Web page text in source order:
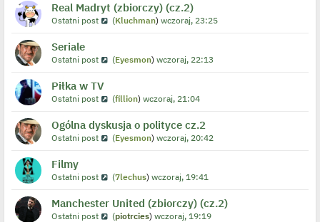
Real Madryt (zbiorczy) (cz.2)
Ostatni post (Kluchman) wczoraj, 23:25
Seriale
Ostatni post (Eyesmon) wczoraj, 22:13
Piłka w TV
Ostatni post (fillion) wczoraj, 21:04
Ogólna dyskusja o polityce cz.2
Ostatni post (Eyesmon) wczoraj, 20:42
Filmy
Ostatni post (7lechus) wczoraj, 19:41
Manchester United (zbiorczy) (cz.2)
Ostatni post (piotrcies) wczoraj, 19:19